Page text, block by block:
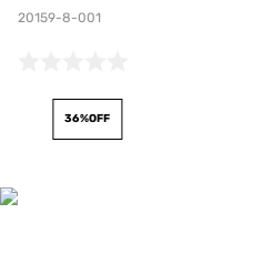
20159-8-001
36%OFF